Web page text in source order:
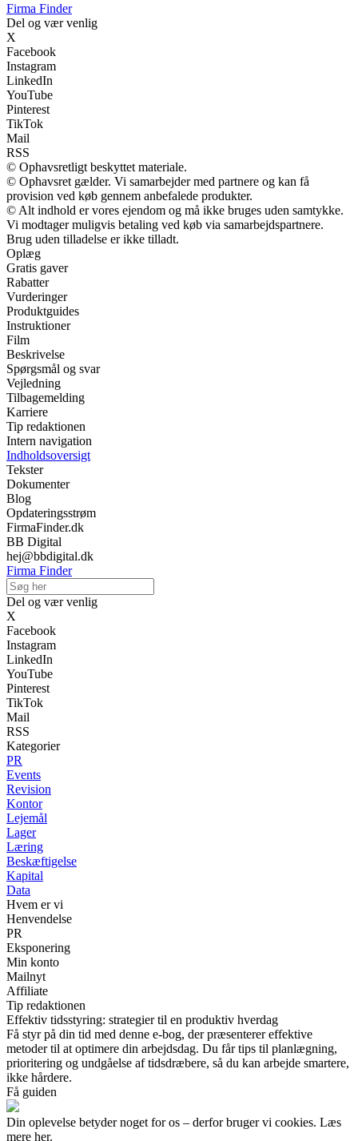
Firma Finder
Del og vær venlig
X
Facebook
Instagram
LinkedIn
YouTube
Pinterest
TikTok
Mail
RSS
© Ophavsretligt beskyttet materiale.
© Ophavsret gælder. Vi samarbejder med partnere og kan få
provision ved køb gennem anbefalede produkter.
© Alt indhold er vores ejendom og må ikke bruges uden samtykke.
Vi modtager muligvis betaling ved køb via samarbejdspartnere.
Brug uden tilladelse er ikke tilladt.
Oplæg
Gratis gaver
Rabatter
Vurderinger
Produktguides
Instruktioner
Film
Beskrivelse
Spørgsmål og svar
Vejledning
Tilbagemelding
Karriere
Tip redaktionen
Intern navigation
Indholdsoversigt
Tekster
Dokumenter
Blog
Opdateringsstrøm
FirmaFinder.dk
BB Digital
hej@bbdigital.dk
Firma Finder
Del og vær venlig
X
Facebook
Instagram
LinkedIn
YouTube
Pinterest
TikTok
Mail
RSS
Kategorier
PR
Events
Revision
Kontor
Lejemål
Lager
Læring
Beskæftigelse
Kapital
Data
Hvem er vi
Henvendelse
PR
Eksponering
Min konto
Mailnyt
Affiliate
Tip redaktionen
Effektiv tidsstyring: strategier til en produktiv hverdag
Få styr på din tid med denne e-bog, der præsenterer effektive
metoder til at optimere din arbejdsdag. Du får tips til planlægning,
prioritering og undgåelse af tidsdræbere, så du kan arbejde smartere,
ikke hårdere.
Få guiden
Din oplevelse betyder noget for os – derfor bruger vi cookies. Læs
mere her.